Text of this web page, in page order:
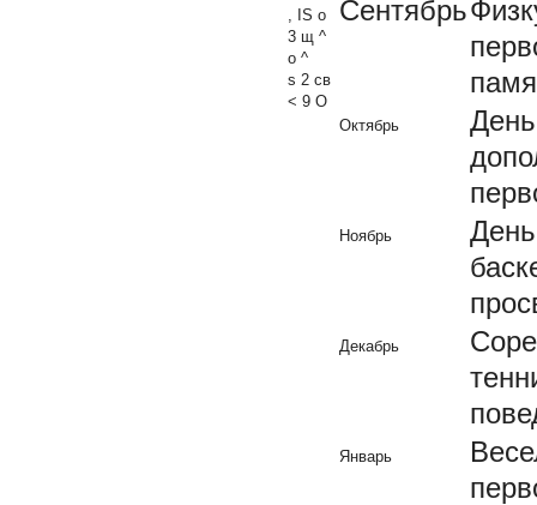
, IS о
3 щ ^
о ^
s 2 св
< 9 О
Сентябрь
Октябрь
Ноябрь
Декабрь
Январь